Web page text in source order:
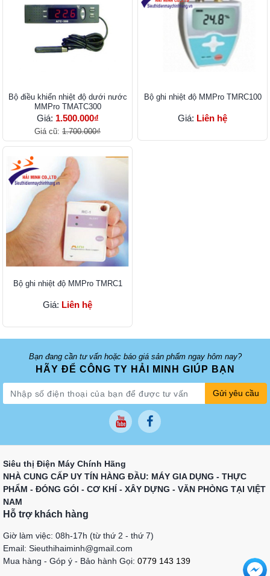
Bộ điều khiển nhiệt độ dưới nước
MMPro TMATC300
Giá: 1.500.000₫
Giá cũ: 1.700.000₫
Bộ ghi nhiệt độ MMPro TMRC100
Giá: Liên hệ
Bộ ghi nhiệt độ MMPro TMRC1
Giá: Liên hệ
Bạn đang cần tư vấn hoặc báo giá sản phẩm ngay hôm nay?
HÃY ĐỂ CÔNG TY HẢI MINH GIÚP BẠN
Gửi yêu cầu
Siêu thị Điện Máy Chính Hãng
NHÀ CUNG CẤP UY TÍN HÀNG ĐẦU: MÁY GIA DỤNG - THỰC
PHẨM - ĐÓNG GÓI - CƠ KHÍ - XÂY DỰNG - VĂN PHÒNG TẠI VIỆT
NAM
Hỗ trợ khách hàng
Giờ làm việc: 08h-17h (từ thứ 2 - thứ 7)
Email: Sieuthihaiminh@gmail.com
Mua hàng - Góp ý - Bảo hành Gọi: 0779 143 139